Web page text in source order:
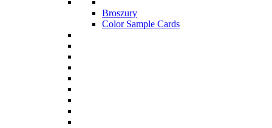
Broszury
Color Sample Cards